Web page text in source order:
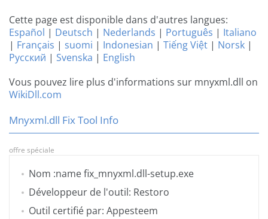
Cette page est disponible dans d'autres langues:
Español | Deutsch | Nederlands | Português | Italiano
| Français | suomi | Indonesian | Tiếng Việt | Norsk |
Русский | Svenska | English
Vous pouvez lire plus d'informations sur mnyxml.dll on
WikiDll.com
Mnyxml.dll Fix Tool Info
offre spéciale
Nom :name fix_mnyxml.dll-setup.exe
Développeur de l'outil: Restoro
Outil certifié par: Appesteem